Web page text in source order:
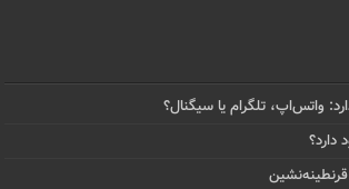
واتس‌اپ، تلگرام یا سیگنال؟
دارد؟